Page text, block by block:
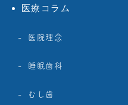
医療コラム
医院理念
睡眠歯科
むし歯